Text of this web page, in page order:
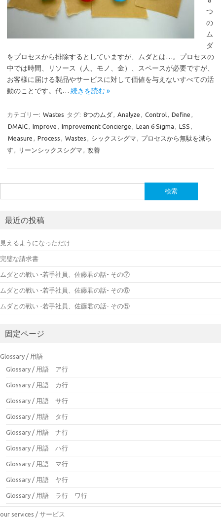
つ
の
ム
ダ
をプロセスから排除するとしていますが、ムダとは…。プロセスの
中では時間、リソース（人、モノ、金）、スペースが必要ですが、
お客様に届ける製品やサービスに対して価値を与えないすべての活
動のことです。代… 続きを読む »
カテゴリー: Wastes タグ: 8つのムダ, Analyze , Control, Define ,
DMAIC, Improve , Improvement Concierge , Lean 6 Sigma , LSS ,
Measure , Process , Wastes , シックスシグマ , プロセスから無駄を減ら
す , リーンシックスシグマ , 改善
索:
最近の投稿
見えるようになっただけ
完璧な請求書
ムダとの戦い -若手社員、佐藤君の話- その⑦
ムダとの戦い -若手社員、佐藤君の話- その⑥
ムダとの戦い -若手社員、佐藤君の話- その⑤
固定ページ
Glossary / 用語
Glossary / 用語 ア行
Glossary / 用語 カ行
Glossary / 用語 サ行
Glossary / 用語 タ行
Glossary / 用語 ナ行
Glossary / 用語 ハ行
Glossary / 用語 マ行
Glossary / 用語 ヤ行
Glossary / 用語 ラ行 ワ行
our services / サービス